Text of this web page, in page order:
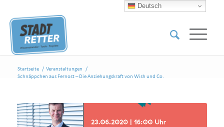
Startseite / Veranstaltungen
/
Schnäppchen aus Fernost – Die Anziehungskraft von Wish und Co.
Deutsch